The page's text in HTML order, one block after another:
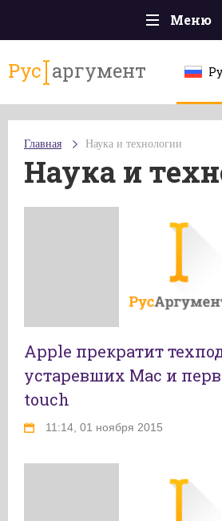
Меню
Политика
Общество
Экономика
Культура
Эксклюзивы
Мнения
Рус аргумент
Главная Наука и технологии
Наука и
Apple прекратит
устаревших Mac и
touch
11:14, 01 ноября 2015